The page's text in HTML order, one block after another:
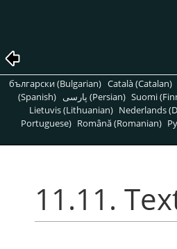
български (Bulgarian) Català (Catalan)
(Spanish)
پارسی (Persian) Suomi
Lietuvis (Lithuanian) Nederlands
Portuguese) Română (Romanian)
11.11.